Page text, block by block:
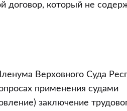
договор, который не
Верховного Суда
применения судами
заключение